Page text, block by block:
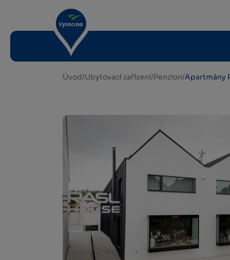
Úvod/Ubytovací zařízení/Penzion/Apartmány